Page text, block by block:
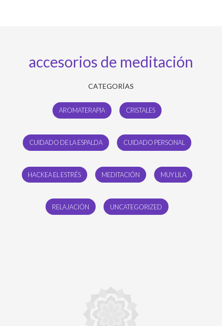
accesorios de meditación
CATEGORÍAS
AROMATERAPIA CRISTALES
CUIDADO DE LA ESPALDA CUIDADO PERSONAL
HACKEA EL ESTRÉS MEDITACIÓN MUY LILA
RELAJACIÓN UNCATEGORIZED